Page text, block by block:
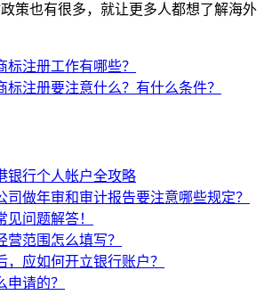
策也有很多，就让更多人都想了解海外
标注册工作有哪些？
标注册要注意什么？有什么条件？
银行个人帐户全攻略
司做年审和审计报告要注意哪些规定？
见问题解答！
营范围怎么填写？
，应如何开立银行账户？
申请的？